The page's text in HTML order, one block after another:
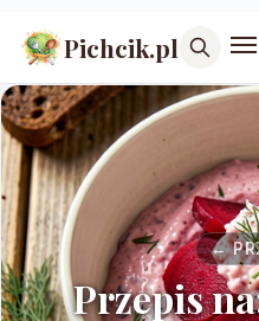
Pichcik.pl
←
Przepis